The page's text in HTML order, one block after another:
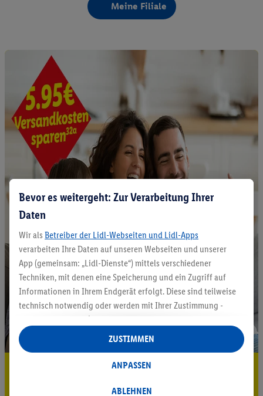
Meine Filiale
5.95 € Versand sparen³²ᵃ
Jetzt zum Newsletter anmelden
Bevor es weitergeht: Zur Verarbeitung Ihrer
Daten
Wir als Betreiber der Lidl-Webseiten und Lidl-Apps
verarbeiten Ihre Daten auf unseren Webseiten und unserer
App (gemeinsam: „Lidl-Dienste“) mittels verschiedener
Techniken, mit denen eine Speicherung und ein Zugriff auf
Informationen in Ihrem Endgerät erfolgt. Diese sind teilweise
technisch notwendig oder werden mit Ihrer Zustimmung -
auch durch Partner (u.a.
Verantwortliche; im Zusammenhang mit dem IAB TCF
insgesamt
Statistik-Erstellung oder für personalisierte Werbung
Datenverarbeitungen für personalisierte Werbung werden
ABLEHNEN
ANPASSEN
ZUSTIMMEN